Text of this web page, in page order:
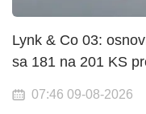
Lynk & Co 03:
sa 181 na 201 KS
07:46 09-08-2026